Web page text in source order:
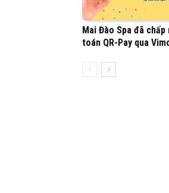
Mai Đào Spa đã chấp
toán QR-Pay qua